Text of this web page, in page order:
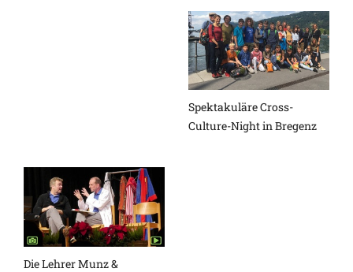
Spektakuläre Cross-
Culture-Night in Bregenz
Die Lehrer Munz &